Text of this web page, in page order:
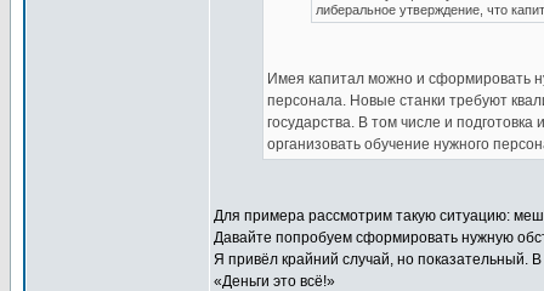
либеральное утверждение, что
Имея капитал можно и сформировать
персонала. Новые станки требуют
государства. В том числе и
организовать обучение нужного
Для примера рассмотрим такую ситуацию:
Давайте попробуем сформировать нужную
Я привёл крайний случай, но показательный.
«Деньги это всё!»